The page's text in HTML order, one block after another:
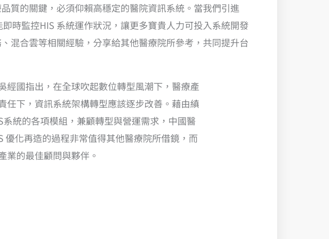
質的關鍵，必須仰賴高穩定的醫院資訊系統。當我們引進
時監控HIS 系統運作狀況，讓更多寶貴人力可投入系統開發
混合雲等相關經驗，分享給其他醫療院所參考，共同提升台
經國指出，在全球吹起數位轉型風潮下，醫療產
任下，資訊系統架構轉型應該逐步改善。藉由縝
統的各項模組，兼顧轉型與營運需求，中國醫
優化再造的過程非常值得其他醫療院所借鏡，而
業的最佳顧問與夥伴。